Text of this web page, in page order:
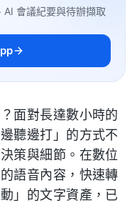
會議紀要與待辦擷取
面對長達數小時的
聽邊打」的方式不
策與細節。在數位
語音內容，快速轉
」的文字資產，已